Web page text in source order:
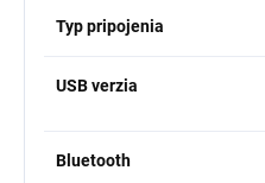
Typ pripojenia
USB verzia
Bluetooth